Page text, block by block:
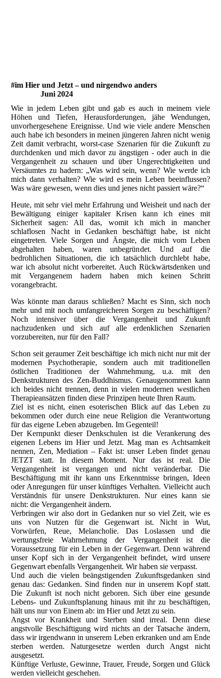
#im Hier und Jetzt – und nirgendwo anders
Juni 2024
Wie in jedem Leben gibt und gab es auch in meinem viele
Höhen und Tiefen, Herausforderungen, jähe Wendungen,
unvorhergesehene Ereignisse. Und wie viele andere Menschen
auch habe ich besonders in meinen jüngeren Jahren nicht wenig
Zeit damit verbracht, worst-case Szenarien für die Zukunft zu
durchdenken und mich davor zu ängstigen - oder auch in die
Vergangenheit zu schauen und über Ungerechtigkeiten und
Versäumtes zu hadern: „Was wird sein, wenn? Wie werde ich
mich dann verhalten? Wie wird es mein Leben beeinflussen?
Was wäre gewesen, wenn dies und jenes nicht passiert wäre?“
Heute, mit sehr viel mehr Erfahrung und Weisheit und nach der
Bewältigung einiger kapitaler Krisen kann ich eines mit
Sicherheit sagen: All das, womit ich mich in mancher
schlaflosen Nacht in Gedanken beschäftigt habe, ist nicht
eingetreten. Viele Sorgen und Ängste, die mich vom Leben
abgehalten haben, waren unbegründet. Und auf die
bedrohlichen Situationen, die ich tatsächlich durchlebt habe,
war ich absolut nicht vorbereitet. Auch Rückwärtsdenken und
mit Vergangenem hadern haben mich keinen Schritt
vorangebracht.
Was könnte man daraus schließen? Macht es Sinn, sich noch
mehr und mit noch umfangreicheren Sorgen zu beschäftigen?
Noch intensiver über die Vergangenheit und Zukunft
nachzudenken und sich auf alle erdenklichen Szenarien
vorzubereiten, nur für den Fall?
Schon seit geraumer Zeit beschäftige ich mich nicht nur mit der
modernen Psychotherapie, sondern auch mit traditionellen
östlichen Traditionen der Wahrnehmung, u.a. mit den
Denkstrukturen des Zen-Buddhismus. Genaugenommen kann
ich beides nicht trennen, denn in vielen modernen westlichen
Therapieansätzen finden diese Prinzipen heute Ihren Raum.
Ziel ist es nicht, einen esoterischen Blick auf das Leben zu
bekommen oder durch eine neue Religion die Verantwortung
für das eigene Leben abzugeben. Im Gegenteil!
Der Kernpunkt dieser Denkschulen ist die Verankerung des
eigenen Lebens im Hier und Jetzt. Mag man es Achtsamkeit
nennen, Zen, Mediation – Fakt ist: unser Leben findet genau
JETZT statt. In diesem Moment. Nur das ist real. Die
Vergangenheit ist vergangen und nicht veränderbar. Die
Beschäftigung mit ihr kann uns Erkenntnisse bringen, Ideen
oder Anregungen für unser künftiges Verhalten. Vielleicht auch
Verständnis für unsere Denkstrukturen. Nur eines kann sie
nicht: die Vergangenheit ändern.
Verbringen wir also dort in Gedanken nur so viel Zeit, wie es
uns von Nutzen für die Gegenwart ist. Nicht in Wut,
Vorwürfen, Reue, Melancholie. Das Loslassen und die
wertungsfreie Wahrnehmung der Vergangenheit ist die
Voraussetzung für ein Leben in der Gegenwart. Denn während
unser Kopf sich in der Vergangenheit befindet, wird unsere
Gegenwart ebenfalls Vergangenheit. Wir haben sie verpasst.
Und auch die vielen beängstigenden Zukunftsgedanken sind
genau das: Gedanken. Sind finden nur in unserem Kopf statt.
Die Zukunft ist noch nicht geboren. Sich über eine gesunde
Lebens- und Zukunftsplanung hinaus mit ihr zu beschäftigen,
hält uns nur von Einem ab: im Hier und Jetzt zu sein.
Angst vor Krankheit und Sterben sind irreal. Denn diese
angstvolle Beschäftigung wird nichts an der Tatsache ändern,
dass wir irgendwann in unserem Leben erkranken und am Ende
sterben werden. Naturgesetze werden durch Angst nicht
ausgesetzt.
Künftige Verluste, Gewinne, Trauer, Freude, Sorgen und Glück
werden vielleicht geschehen.